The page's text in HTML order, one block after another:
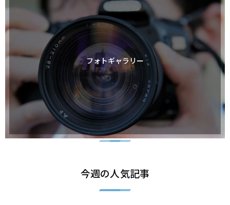
フォトギャラリー
今週の人気記事